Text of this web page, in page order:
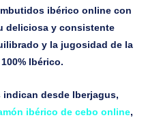
ibérico online con
deliciosa y consistente
y la jugosidad de la
Ibérico.
desde Iberjagus,
ibérico de cebo online,